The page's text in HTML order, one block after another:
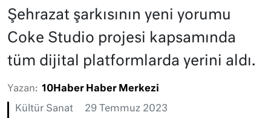
Şehrazat şarkısının yeni yorumu
Coke Studio projesi kapsamında
tüm dijital platformlarda yerini aldı.
Yazan: 10Haber Haber Merkezi
Kültür Sanat 29 Temmuz 2023